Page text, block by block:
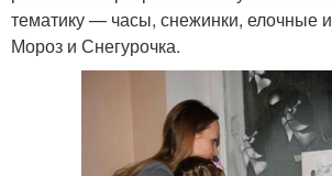
тематику — часы, снежинки, елочные
Мороз и Снегурочка.